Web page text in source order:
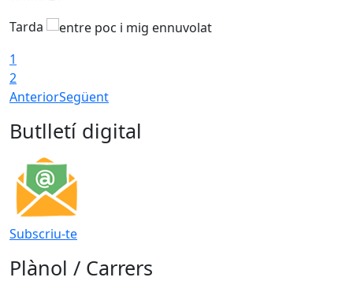
Tarda
1
2
AnteriorSegüent
Butlletí digital
Subscriu-te
Plànol / Carrers